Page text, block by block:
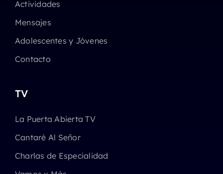
Actividades
Mensajes
Adolescentes y Jóvenes
Contacto
TV
La Puerta Abierta TV
Cantaré Al Señor
Charlas de Especialidad